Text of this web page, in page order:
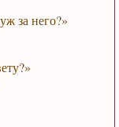
за него?»